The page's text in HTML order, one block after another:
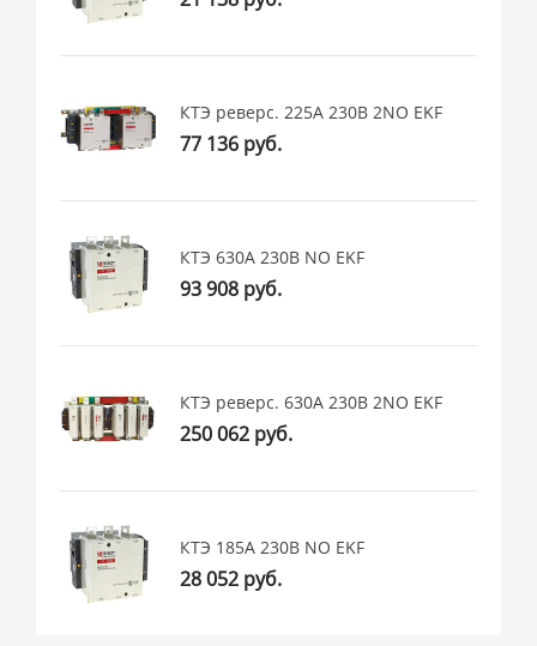
КТЭ реверс. 225А 230В 2NO EKF
77 136 руб.
КТЭ 630А 230В NO EKF
93 908 руб.
КТЭ реверс. 630А 230В 2NO EKF
250 062 руб.
КТЭ 185А 230В NO EKF
28 052 руб.